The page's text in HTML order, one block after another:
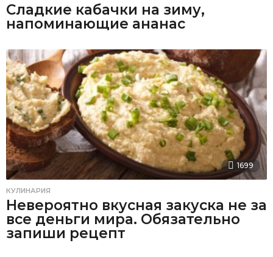
Сладкие кабачки на зиму,
напоминающие ананас
1699
КУЛИНАРИЯ
Невероятно вкусная закуска не за
все деньги мира. Обязательно
запиши рецепт